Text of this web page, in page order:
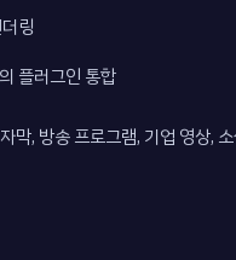
링
플러그인 통합
막, 방송 프로그램, 기업 영상,